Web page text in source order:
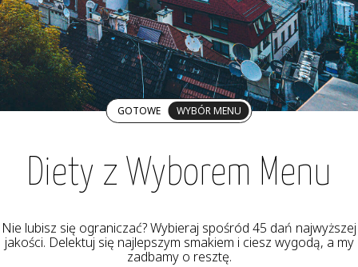
GOTOWE WYBÓR MENU
Diety z Wyborem Menu
Nie lubisz się ograniczać? Wybieraj spośród 45 dań najwyższej
jakości. Delektuj się najlepszym smakiem i ciesz wygodą, a my
zadbamy o resztę.